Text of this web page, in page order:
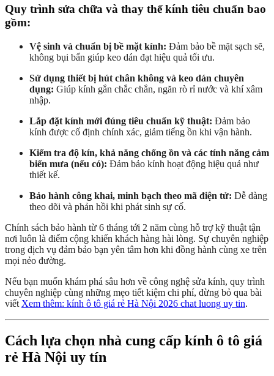
Quy trình sửa chữa và thay thế kính tiêu chuẩn bao
gồm:
Vệ sinh và chuẩn bị bề mặt kính: Đảm bảo bề mặt sạch sẽ,
không bụi bẩn giúp keo dán đạt hiệu quả tối ưu.
Sử dụng thiết bị hút chân không và keo dán chuyên
dụng: Giúp kính gắn chắc chắn, ngăn rò rỉ nước và khí xâm
nhập.
Lắp đặt kính mới đúng tiêu chuẩn kỹ thuật: Đảm bảo
kính được cố định chính xác, giảm tiếng ồn khi vận hành.
Kiểm tra độ kín, khả năng chống ồn và các tính năng cảm
biến mưa (nếu có): Đảm bảo kính hoạt động hiệu quả như
thiết kế.
Bảo hành công khai, minh bạch theo mã điện tử: Dễ dàng
theo dõi và phản hồi khi phát sinh sự cố.
Chính sách bảo hành từ 6 tháng tới 2 năm cùng hỗ trợ kỹ thuật tận
nơi luôn là điểm cộng khiến khách hàng hài lòng. Sự chuyên nghiệp
trong dịch vụ đảm bảo bạn yên tâm hơn khi đồng hành cùng xe trên
mọi nẻo đường.
Nếu bạn muốn khám phá sâu hơn về công nghệ sửa kính, quy trình
chuyên nghiệp cùng những mẹo tiết kiệm chi phí, đừng bỏ qua bài
viết Xem thêm: kính ô tô giá rẻ Hà Nội 2026 chat luong uy tin.
Cách lựa chọn nhà cung cấp kính ô tô giá
rẻ Hà Nội uy tín